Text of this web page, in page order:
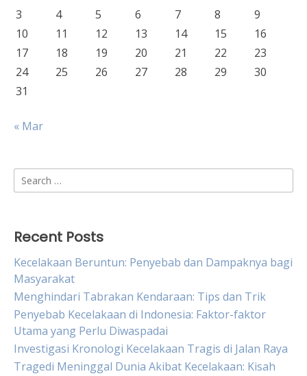
3
4 5 6 7 8
9
10
11 12 13 14 15
16
17
18 19 20 21 22
23
24
25 26 27 28 29
30
31
« Mar
Search
for:
Recent Posts
Kecelakaan Beruntun: Penyebab dan Dampaknya bagi
Masyarakat
Menghindari Tabrakan Kendaraan: Tips dan Trik
Penyebab Kecelakaan di Indonesia: Faktor-faktor
Utama yang Perlu Diwaspadai
Investigasi Kronologi Kecelakaan Tragis di Jalan Raya
Tragedi Meninggal Dunia Akibat Kecelakaan: Kisah